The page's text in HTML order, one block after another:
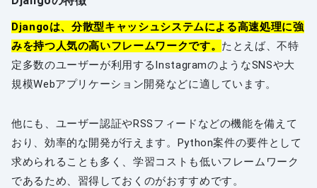
Djangoは、分散型キャッシュシステムによる高速処理に強
みを持つ人気の高いフレームワークです。 たとえば、不特
定多数のユーザーが利用するInstagramのようなSNSや大
規模Webアプリケーション開発などに適しています。
他にも、ユーザー認証やRSSフィードなどの機能を備えて
おり、効率的な開発が行えます。Python案件の要件として
求められることも多く、学習コストも低いフレームワーク
であるため、習得しておくのがおすすめです。